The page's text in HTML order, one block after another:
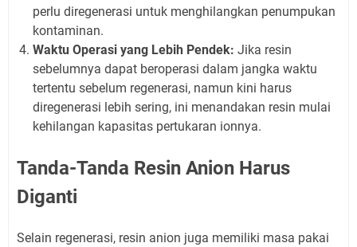
perlu diregenerasi untuk menghilangkan penumpukan
kontaminan.
Waktu Operasi yang Lebih Pendek: Jika resin
sebelumnya dapat beroperasi dalam jangka waktu
tertentu sebelum regenerasi, namun kini harus
diregenerasi lebih sering, ini menandakan resin mulai
kehilangan kapasitas pertukaran ionnya.
Tanda-Tanda Resin Anion Harus
Diganti
Selain regenerasi, resin anion juga memiliki masa pakai